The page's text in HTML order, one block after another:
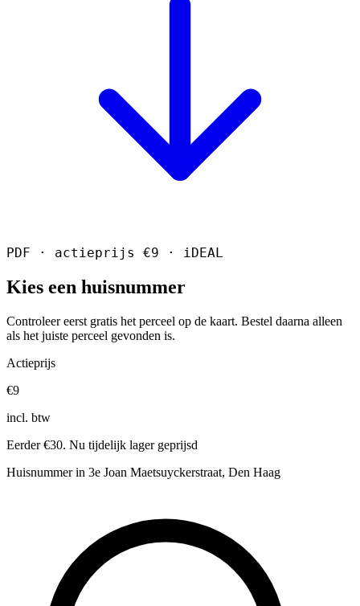
PDF · actieprijs €9 · iDEAL
Kies een huisnummer
Controleer eerst gratis het perceel op de kaart. Bestel daarna alleen
als het juiste perceel gevonden is.
Actieprijs
€9
incl. btw
Eerder €30. Nu tijdelijk lager geprijsd
Huisnummer in 3e Joan Maetsuyckerstraat, Den Haag